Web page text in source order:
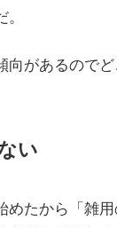
があるので
い
たから「雑